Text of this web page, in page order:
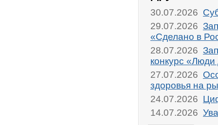
30.07.2026
29.07.2026
«Сделано в
28.07.2026
конкурс
27.07.2026
здоровья на
24.07.2026
14.07.2026